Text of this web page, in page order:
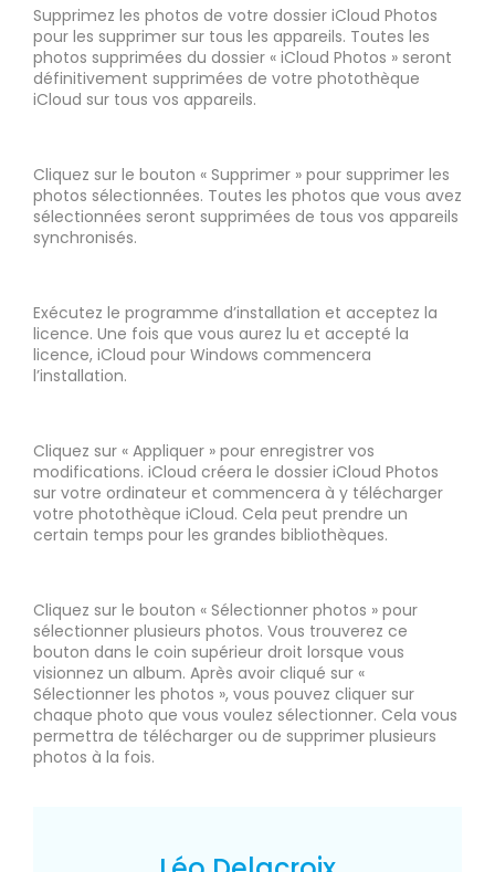
Supprimez les photos de votre dossier iCloud Photos
pour les supprimer sur tous les appareils. Toutes les
photos supprimées du dossier « iCloud Photos » seront
définitivement supprimées de votre photothèque
iCloud sur tous vos appareils.
Cliquez sur le bouton « Supprimer » pour supprimer les
photos sélectionnées. Toutes les photos que vous avez
sélectionnées seront supprimées de tous vos appareils
synchronisés.
Exécutez le programme d’installation et acceptez la
licence. Une fois que vous aurez lu et accepté la
licence, iCloud pour Windows commencera
l’installation.
Cliquez sur « Appliquer » pour enregistrer vos
modifications. iCloud créera le dossier iCloud Photos
sur votre ordinateur et commencera à y télécharger
votre photothèque iCloud. Cela peut prendre un
certain temps pour les grandes bibliothèques.
Cliquez sur le bouton « Sélectionner photos » pour
sélectionner plusieurs photos. Vous trouverez ce
bouton dans le coin supérieur droit lorsque vous
visionnez un album. Après avoir cliqué sur «
Sélectionner les photos », vous pouvez cliquer sur
chaque photo que vous voulez sélectionner. Cela vous
permettra de télécharger ou de supprimer plusieurs
photos à la fois.